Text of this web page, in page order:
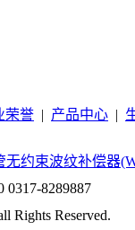
荣誉 | 产品中心 |
无约束波纹补偿器
0317-8289887
Rights Reserved.